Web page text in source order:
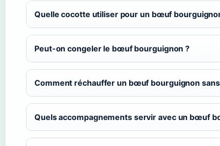
Quelle cocotte utiliser pour un bœuf
Peut-on congeler le bœuf bourguignon ?
Comment réchauffer un bœuf bourguignon
Quels accompagnements servir avec un bœuf